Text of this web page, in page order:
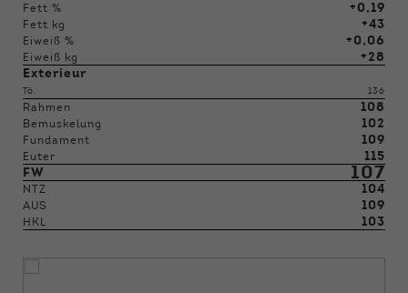
Fett % +0,19
Fett kg +43
Eiweiß % +0,06
Eiweiß kg
+28
Exterieur
Tö. 136
Rahmen 108
Bemuskelung 102
Fundament 109
Euter
115
FW
107
NTZ 104
AUS 109
HKL 103